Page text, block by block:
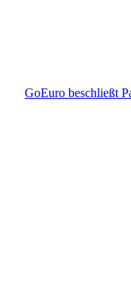
GoEuro beschließt